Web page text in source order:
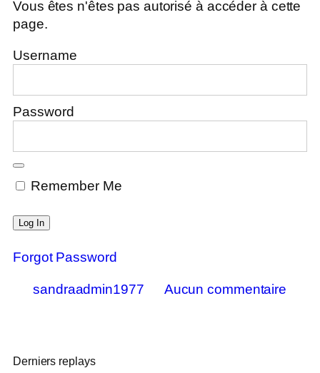
Vous êtes n'êtes pas autorisé à accéder à cette
page.
Username
Password
Remember Me
Forgot Password
sandraadmin1977 Aucun commentaire
Derniers replays